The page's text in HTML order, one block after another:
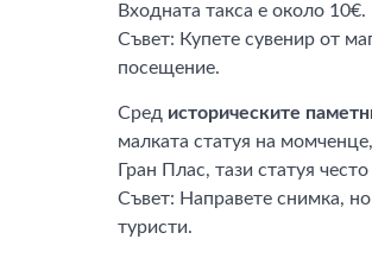
Входната такса е около 10€.
Съвет: Купете сувенир от
посещение.
Сред историческите
малката статуя на
Гран Плас, тази статуя
Съвет: Направете снимка,
туристи.